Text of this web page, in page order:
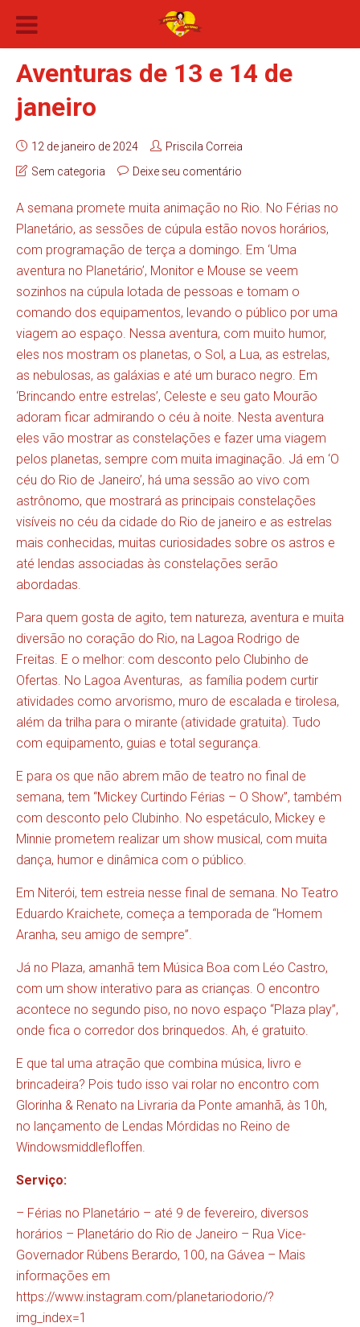
Aventuras de 13 e 14 de
janeiro
12 de janeiro de 2024
Priscila Correia
Sem categoria
Deixe seu comentário
A semana promete muita animação no Rio. No Férias no
Planetário, as sessões de cúpula estão novos horários,
com programação de terça a domingo. Em ‘Uma
aventura no Planetário’, Monitor e Mouse se veem
sozinhos na cúpula lotada de pessoas e tomam o
comando dos equipamentos, levando o público por uma
viagem ao espaço. Nessa aventura, com muito humor,
eles nos mostram os planetas, o Sol, a Lua, as estrelas,
as nebulosas, as galáxias e até um buraco negro. Em
‘Brincando entre estrelas’, Celeste e seu gato Mourão
adoram ficar admirando o céu à noite. Nesta aventura
eles vão mostrar as constelações e fazer uma viagem
pelos planetas, sempre com muita imaginação. Já em ‘O
céu do Rio de Janeiro’, há uma sessão ao vivo com
astrônomo, que mostrará as principais constelações
visíveis no céu da cidade do Rio de janeiro e as estrelas
mais conhecidas, muitas curiosidades sobre os astros e
até lendas associadas às constelações serão
abordadas.
Para quem gosta de agito, tem natureza, aventura e muita
diversão no coração do Rio, na Lagoa Rodrigo de
Freitas. E o melhor: com desconto pelo Clubinho de
Ofertas. No Lagoa Aventuras, as família podem curtir
atividades como arvorismo, muro de escalada e tirolesa,
além da trilha para o mirante (atividade gratuita). Tudo
com equipamento, guias e total segurança.
E para os que não abrem mão de teatro no final de
semana, tem “Mickey Curtindo Férias – O Show”, também
com desconto pelo Clubinho. No espetáculo, Mickey e
Minnie prometem realizar um show musical, com muita
dança, humor e dinâmica com o público.
Em Niterói, tem estreia nesse final de semana. No Teatro
Eduardo Kraichete, começa a temporada de “Homem
Aranha, seu amigo de sempre”.
Já no Plaza, amanhã tem Música Boa com Léo Castro,
com um show interativo para as crianças. O encontro
acontece no segundo piso, no novo espaço “Plaza play”,
onde fica o corredor dos brinquedos. Ah, é gratuito.
E que tal uma atração que combina música, livro e
brincadeira? Pois tudo isso vai rolar no encontro com
Glorinha & Renato na Livraria da Ponte amanhã, às 10h,
no lançamento de Lendas Mórdidas no Reino de
Windowsmiddlefloffen.
Serviço:
– Férias no Planetário – até 9 de fevereiro, diversos
horários – Planetário do Rio de Janeiro – Rua Vice-
Governador Rúbens Berardo, 100, na Gávea – Mais
informações em
https://www.instagram.com/planetariodorio/?
img_index=1